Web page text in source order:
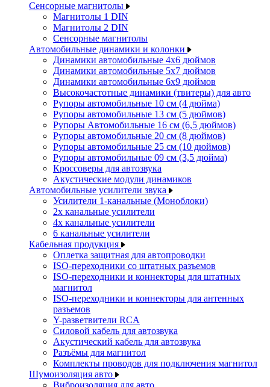
Сенсорные магнитолы
Магнитолы 1 DIN
Магнитолы 2 DIN
Сенсорные магнитолы
Автомобильные динамики и колонки
Динамики автомобильные 4x6 дюймов
Динамики автомобильные 5x7 дюймов
Динамики автомобильные 6x9 дюймов
Высокочастотные динамики (твитеры) для авто
Рупоры автомобильные 10 см (4 дюйма)
Рупоры автомобильные 13 см (5 дюймов)
Рупоры Автомобильные 16 см (6,5 дюймов)
Рупоры автомобильные 20 см (8 дюймов)
Рупоры автомобильные 25 см (10 дюймов)
Рупоры автомобильные 09 см (3,5 дюйма)
Кроссоверы для автозвука
Акустические модули динамиков
Автомобильные усилители звука
Усилители 1-канальные (Моноблоки)
2х канальные усилители
4х канальные усилители
6 канальные усилители
Кабельная продукция
Оплетка защитная для автопроводки
ISO-переходники со штатных разъемов
ISO-переходники и коннекторы для штатных
магнитол
ISO-переходники и коннекторы для антенных
разъемов
Y-разветвители RCA
Силовой кабель для автозвука
Акустический кабель для автозвука
Разъёмы для магнитол
Комплекты проводов для подключения магнитол
Шумоизоляция авто
Виброизоляция для авто